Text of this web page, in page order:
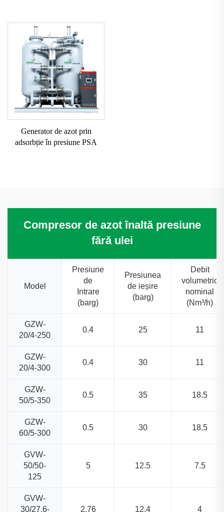
Generator de azot prin
adsorbție în presiune PSA
Compresor de azot înaltă presiune
fără ulei
Model
Presiune
de
Intrare
(barg)
Presiunea
de ieșire
(barg)
Debit
volumetric
nominal
(Nm³/h)
GZW-
20/4-250
0.4 25 11
GZW-
20/4-300
0.4 30 11
GZW-
50/5-350
0.5 35 18.5
GZW-
60/5-300
0.5 30 18.5
GVW-
50/50-
125
5 12.5 7.5
GVW-
30/27.6-
2.76 12.4 4